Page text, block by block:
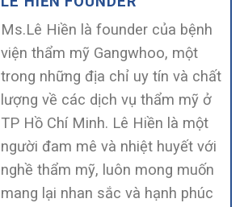
Ms.Lê Hiền là founder của bệnh
viện thẩm mỹ Gangwhoo, một
trong những địa chỉ uy tín và chất
lượng về các dịch vụ thẩm mỹ ở
TP Hồ Chí Minh. Lê Hiền là một
người đam mê và nhiệt huyết với
nghề thẩm mỹ, luôn mong muốn
mang lại nhan sắc và hạnh phúc